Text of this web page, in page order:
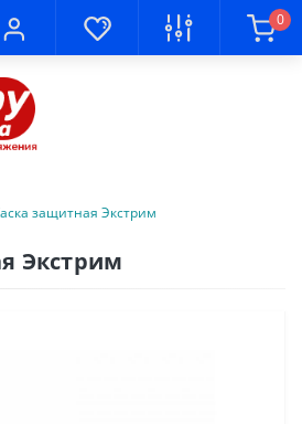
0
защитная Экстрим
Экстрим